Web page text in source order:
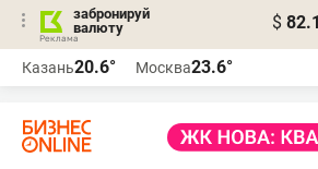
забронируй
валюту
$
Казань20.6° Москва23.6°